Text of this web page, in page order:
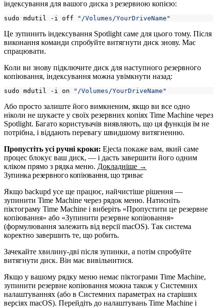
індексування для вашого диска з резервною копією:
sudo mdutil -i off "/Volumes/YourDriveName"
Це зупинить індексування Spotlight саме для цього тому. Після
виконання команди спробуйте витягнути диск знову. Має
спрацювати.
Коли ви знову підключите диск для наступного резервного
копіювання, індексування можна увімкнути назад:
sudo mdutil -i on "/Volumes/YourDriveName"
Або просто залиште його вимкненим, якщо ви все одно
ніколи не шукаєте у своїх резервних копіях Time Machine через
Spotlight. Багато користувачів виявляють, що ця функція їм не
потрібна, і віддають перевагу швидшому витягненню.
Пропустіть усі ручні кроки: Ejecta покаже вам, який саме
процес блокує ваш диск, — і дасть завершити його одним
кліком прямо з рядка меню. Докладніше →
Зупинка резервного копіювання, що триває
Якщо backupd усе ще працює, найчистіше рішення —
зупинити Time Machine через рядок меню. Натисніть
піктограму Time Machine і виберіть «Пропустити це резервне
копіювання» або «Зупинити резервне копіювання»
(формулювання залежить від версії macOS). Так система
коректно завершить те, що робить.
Зачекайте хвилину-дві після зупинки, а потім спробуйте
витягнути диск. Він має вивільнитися.
Якщо у вашому рядку меню немає піктограми Time Machine,
зупинити резервне копіювання можна також у Системних
налаштуваннях (або в Системних параметрах на старіших
версіях macOS). Перейдіть до налаштувань Time Machine і